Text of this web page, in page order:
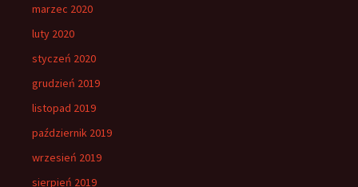
marzec 2020
luty 2020
styczeń 2020
grudzień 2019
listopad 2019
październik 2019
wrzesień 2019
sierpień 2019